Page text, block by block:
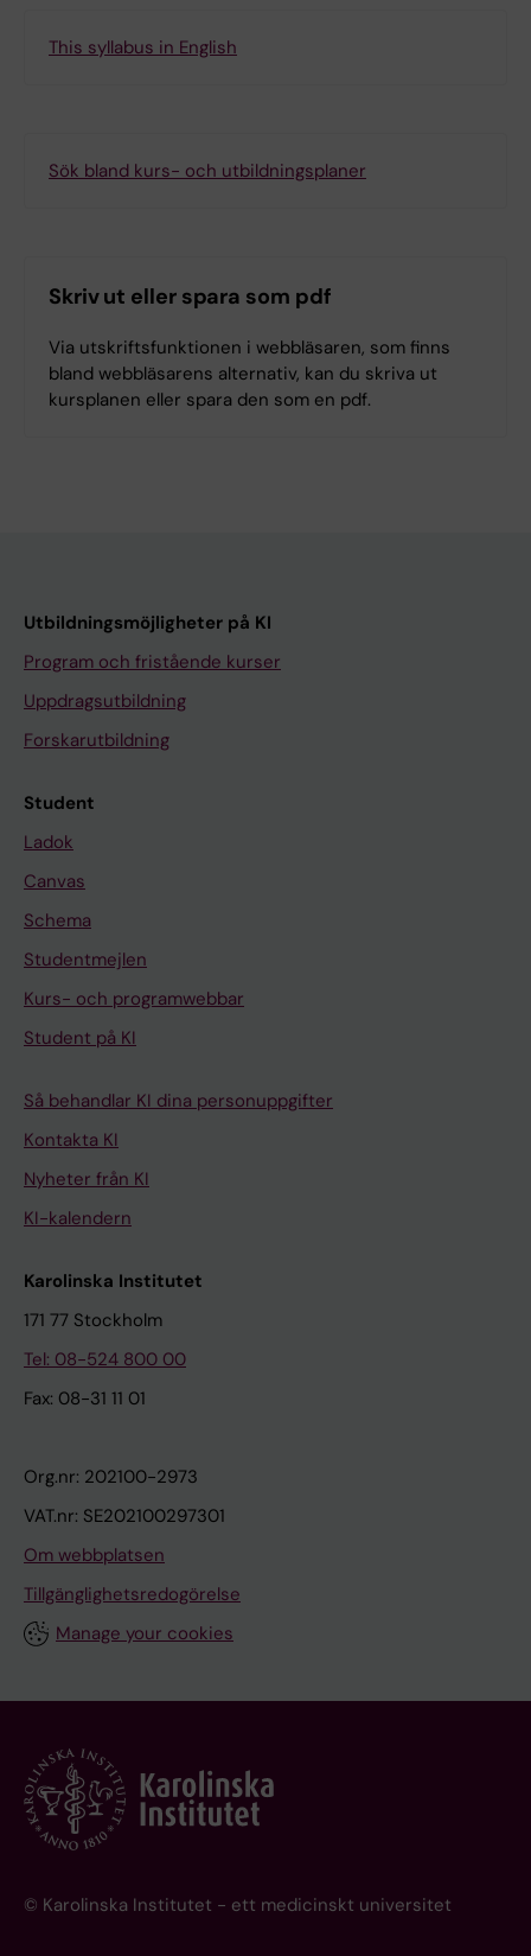
This syllabus in English
Sök bland kurs- och utbildningsplaner
Skriv ut eller spara som pdf
Via utskriftsfunktionen i webbläsaren, som finns
bland webbläsarens alternativ, kan du skriva ut
kursplanen eller spara den som en pdf.
Utbildningsmöjligheter på KI
Program och fristående kurser
Uppdragsutbildning
Forskarutbildning
Student
Ladok
Canvas
Schema
Studentmejlen
Kurs- och programwebbar
Student på KI
Så behandlar KI dina personuppgifter
Kontakta KI
Nyheter från KI
KI-kalendern
Karolinska Institutet
171 77 Stockholm
Tel: 08-524 800 00
Fax: 08-31 11 01
Org.nr: 202100-2973
VAT.nr: SE202100297301
Om webbplatsen
Tillgänglighetsredogörelse
Manage your cookies
© Karolinska Institutet - ett medicinskt universitet